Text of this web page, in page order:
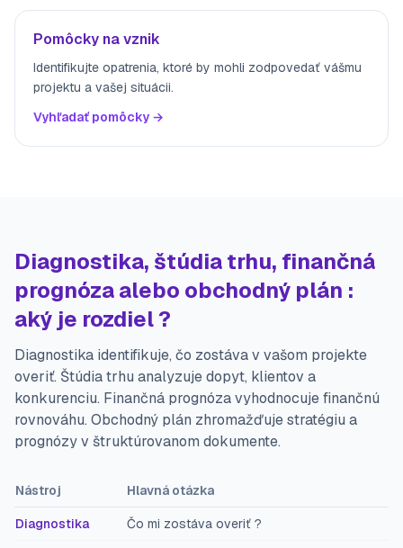
Pomôcky na vznik
Identifikujte opatrenia, ktoré by mohli zodpovedať vášmu
projektu a vašej situácii.
Vyhľadať pomôcky →
Diagnostika, štúdia trhu, finančná
prognóza alebo obchodný plán :
aký je rozdiel ?
Diagnostika identifikuje, čo zostáva v vašom projekte
overiť. Štúdia trhu analyzuje dopyt, klientov a
konkurenciu. Finančná prognóza vyhodnocuje finančnú
rovnováhu. Obchodný plán zhromažďuje stratégiu a
prognózy v štruktúrovanom dokumente.
Nástroj Hlavná otázka
Diagnostika Čo mi zostáva overiť ?